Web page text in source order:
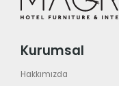
Kurumsal
Hakkımızda